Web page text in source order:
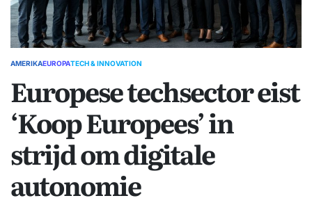
GEPLAATST
AMERIKAEUROPATECH & INNOVATION
Europese techsector eist
‘Koop Europees’ in
strijd om digitale
autonomie